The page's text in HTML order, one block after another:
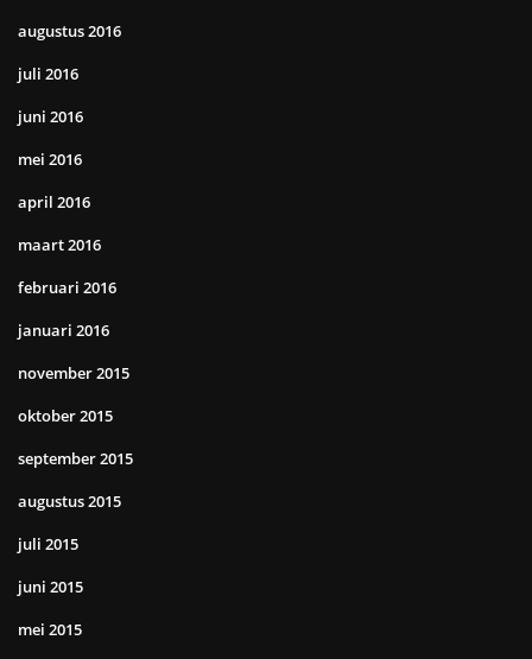
augustus 2016
juli 2016
juni 2016
mei 2016
april 2016
maart 2016
februari 2016
januari 2016
november 2015
oktober 2015
september 2015
augustus 2015
juli 2015
juni 2015
mei 2015